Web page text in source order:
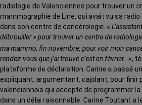
radiologie de Valenciennes pour trouver un
mammographie de Line, qui avait vu sa
dans son centre de cancérologie. «
débrouiller » pour trouver un centre de
ma mammo, fin novembre, pour voir mon
rendez-vous que j’ai trouvé c’est en février…»,
plateforme de déclaration. Carine a passé
expliquant, argumentant, cajolant, pour finir
valenciennois qui accepte de programmer
dans un délai raisonnable. Carine Toutant a